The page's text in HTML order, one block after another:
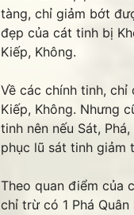
tàng, chỉ giảm bớt
đẹp của cát tinh bị
Kiếp, Không.
Về các chính tinh,
Kiếp, Không. Nhưng
tinh nên nếu Sát,
phục lũ sát tinh giảm
Theo quan điểm của
chỉ trừ có 1 Phá